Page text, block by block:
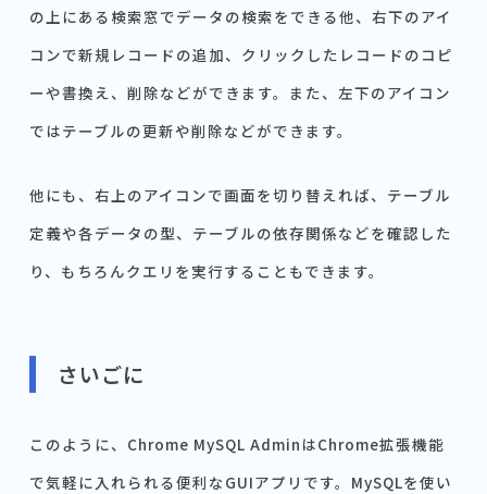
の上にある検索窓でデータの検索をできる他、右下のアイ
コンで新規レコードの追加、クリックしたレコードのコピ
ーや書換え、削除などができます。また、左下のアイコン
ではテーブルの更新や削除などができます。
他にも、右上のアイコンで画面を切り替えれば、テーブル
定義や各データの型、テーブルの依存関係などを確認した
り、もちろんクエリを実行することもできます。
さいごに
このように、Chrome MySQL AdminはChrome拡張機能
で気軽に入れられる便利なGUIアプリです。MySQLを使い